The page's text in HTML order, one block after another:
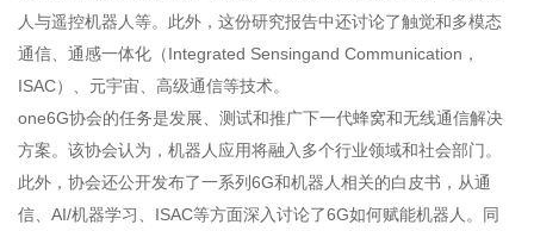
人与遥控机器人等。此外，这份研究报告中还讨论了触觉和多模态
通信、通感一体化（Integrated Sensingand Communication，
ISAC）、元宇宙、高级通信等技术。
one6G协会的任务是发展、测试和推广下一代蜂窝和无线通信解决
方案。该协会认为，机器人应用将融入多个行业领域和社会部门。
此外，协会还公开发布了一系列6G和机器人相关的白皮书，从通
信、AI/机器学习、ISAC等方面深入讨论了6G如何赋能机器人。同